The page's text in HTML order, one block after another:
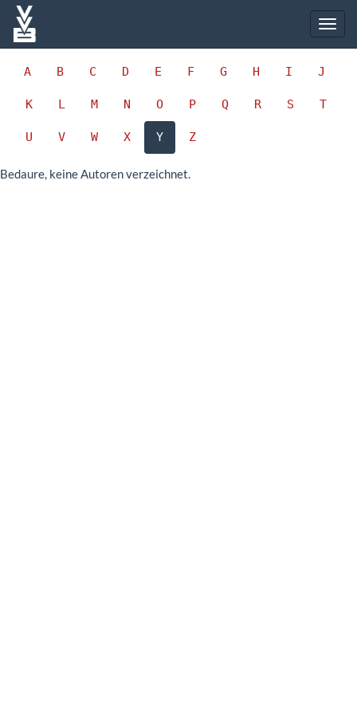
A B C D E F G H I J
K L M N O P Q R S T
U V W X Y Z
Bedaure, keine Autoren verzeichnet.